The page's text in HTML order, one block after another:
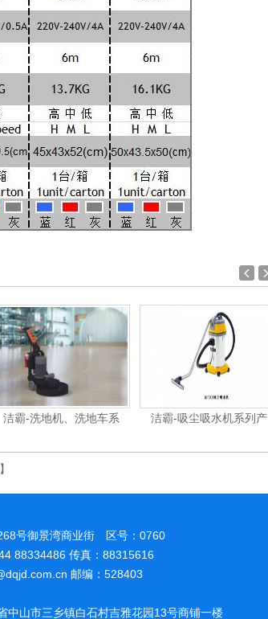
洁霸-洗地机、洗地车系 洁霸-吸尘吸水机系列产
号御景湾商业街 区号：0760
88334486 传真：88315616
邮编：528403
中山市三乡镇白石村吉雅花园13号商铺一楼